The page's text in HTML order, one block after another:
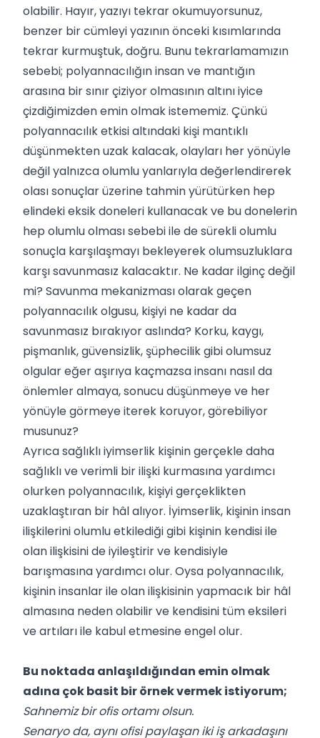
olabilir. Hayır, yazıyı tekrar okumuyorsunuz,
benzer bir cümleyi yazının önceki kısımlarında
tekrar kurmuştuk, doğru. Bunu tekrarlamamızın
sebebi; polyannacılığın insan ve mantığın
arasına bir sınır çiziyor olmasının altını iyice
çizdiğimizden emin olmak istememiz. Çünkü
polyannacılık etkisi altındaki kişi mantıklı
düşünmekten uzak kalacak, olayları her yönüyle
değil yalnızca olumlu yanlarıyla değerlendirerek
olası sonuçlar üzerine tahmin yürütürken hep
elindeki eksik doneleri kullanacak ve bu donelerin
hep olumlu olması sebebi ile de sürekli olumlu
sonuçla karşılaşmayı bekleyerek olumsuzluklara
karşı savunmasız kalacaktır. Ne kadar ilginç değil
mi? Savunma mekanizması olarak geçen
polyannacılık olgusu, kişiyi ne kadar da
savunmasız bırakıyor aslında? Korku, kaygı,
pişmanlık, güvensizlik, şüphecilik gibi olumsuz
olgular eğer aşırıya kaçmazsa insanı nasıl da
önlemler almaya, sonucu düşünmeye ve her
yönüyle görmeye iterek koruyor, görebiliyor
musunuz?
Ayrıca sağlıklı iyimserlik kişinin gerçekle daha
sağlıklı ve verimli bir ilişki kurmasına yardımcı
olurken polyannacılık, kişiyi gerçeklikten
uzaklaştıran bir hâl alıyor. İyimserlik, kişinin insan
ilişkilerini olumlu etkilediği gibi kişinin kendisi ile
olan ilişkisini de iyileştirir ve kendisiyle
barışmasına yardımcı olur. Oysa polyannacılık,
kişinin insanlar ile olan ilişkisinin yapmacık bir hâl
almasına neden olabilir ve kendisini tüm eksileri
ve artıları ile kabul etmesine engel olur.
Bu noktada anlaşıldığından emin olmak
adına çok basit bir örnek vermek istiyorum;
Sahnemiz bir ofis ortamı olsun.
Senaryo da, aynı ofisi paylaşan iki iş arkadaşını